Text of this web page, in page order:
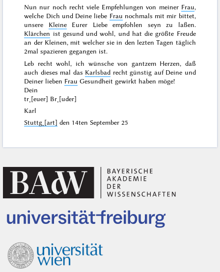
Nun nur noch recht viele Empfehlungen von meiner Frau,
welche Dich und Deine liebe Frau nochmals mit mir bittet,
unsere KleineEurer Liebe empfohlen seyn zu laßen.
Klärchen ist gesund und wohl, und hat die größte Freude
an der Kleinen, mit welcher sie in den lezten Tagen täglich
2mal spazieren gegangen ist.
Leb recht wohl, ich wünsche von gantzem Herzen, daß
auch dieses mal das Karlsbad recht günstig auf Deine und
Deiner lieben Frau Gesundheit gewirkt haben möge!
Dein
tr˖[euer] Br˖[uder]
Karl
Stuttg˖[art] den 14ten September 25